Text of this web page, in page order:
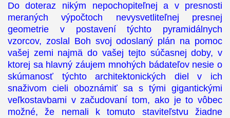
Do doteraz nikým nepochopiteľnej a v presnosti
meraných výpočtoch nevysvetliteľnej presnej
geometrie v postavení týchto pyramidálnych
vzorcov, zoslal Boh svoj odoslaný plán na pomoc
vašej zemi najmä do vašej tejto súčasnej doby, v
ktorej sa hlavný záujem mnohých bádateľov nesie o
skúmanosť týchto architektonických diel v ich
snaživom cieli oboznámiť sa s tými gigantickými
veľkostavbami v začudovaní tom, ako je to vôbec
možné, že nemali k tomuto staviteľstvu žiadne